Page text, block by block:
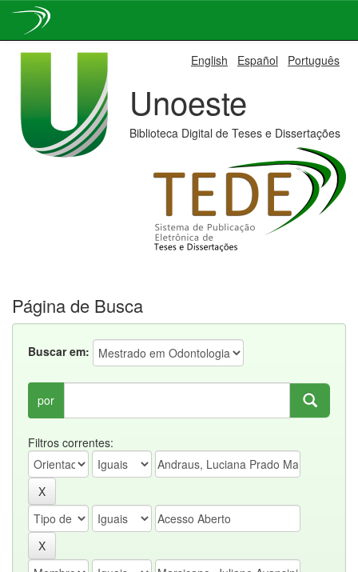
English Español Português
Unoeste
Biblioteca Digital de Teses e Dissertações
Página de Busca
Buscar em:
por
Filtros correntes: